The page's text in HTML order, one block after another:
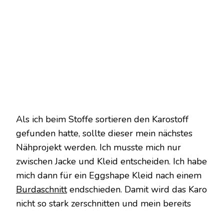
Als ich beim Stoffe sortieren den Karostoff
gefunden hatte, sollte dieser mein nächstes
Nähprojekt werden. Ich musste mich nur
zwischen Jacke und Kleid entscheiden. Ich habe
mich dann für ein Eggshape Kleid nach einem
Burdaschnittendschieden. Damit wird das Karo
nicht so stark zerschnitten und mein bereits